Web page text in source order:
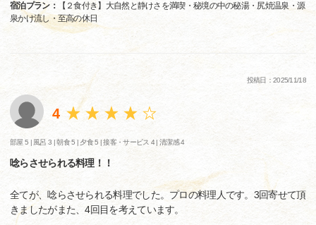
宿泊プラン：
【２食付き】大自然と静けさを満喫・秘境の中の秘湯・尻焼温泉・源
泉かけ流し・至高の休日
投稿日：2025/11/18
4
部屋 5 | 風呂 3 |朝食 5 | 夕食 5 |接客・サービス 4 |清潔感 4
唸らさせられる料理！！
全てが、唸らさせられる料理でした。プロの料理人です。3回寄せて頂
きましたがまた、4回目を考えています。